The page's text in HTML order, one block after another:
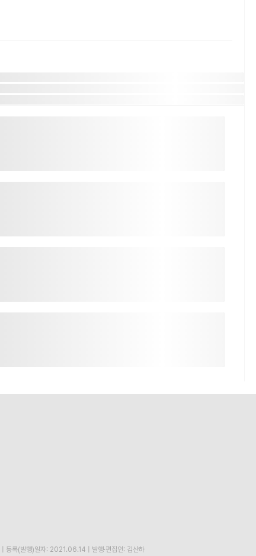
등록(발행)일자: 2021.06.14
발행·편집인: 김산하